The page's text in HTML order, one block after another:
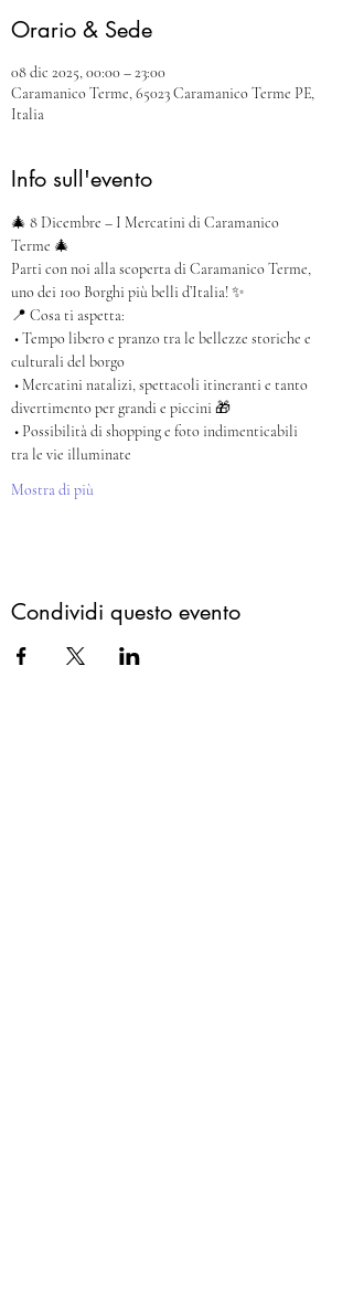
Orario & Sede
08 dic 2025, 00:00 – 23:00
Caramanico Terme, 65023 Caramanico Terme PE,
Italia
Info sull'evento
🎄 8 Dicembre – I Mercatini di Caramanico
Terme 🎄
Parti con noi alla scoperta di Caramanico Terme,
uno dei 100 Borghi più belli d’Italia! ✨
📍 Cosa ti aspetta:
culturali del borgo
divertimento per grandi e piccini 🎁
tra le vie illuminate
Mostra di più
Condividi questo evento